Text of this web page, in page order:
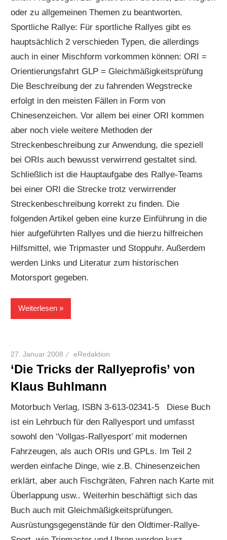
oder zu allgemeinen Themen zu beantworten.
Sportliche Rallye: Für sportliche Rallyes gibt es
hauptsächlich 2 verschieden Typen, die allerdings
auch in einer Mischform vorkommen können: ORI =
Orientierungsfahrt GLP = Gleichmäßigkeitsprüfung
Die Beschreibung der zu fahrenden Wegstrecke
erfolgt in den meisten Fällen in Form von
Chinesenzeichen. Vor allem bei einer ORI kommen
aber noch viele weitere Methoden der
Streckenbeschreibung zur Anwendung, die speziell
bei ORIs auch bewusst verwirrend gestaltet sind.
Schließlich ist die Hauptaufgabe des Rallye-Teams
bei einer ORI die Strecke trotz verwirrender
Streckenbeschreibung korrekt zu finden. Die
folgenden Artikel geben eine kurze Einführung in die
hier aufgeführten Rallyes und die hierzu hilfreichen
Hilfsmittel, wie Tripmaster und Stoppuhr. Außerdem
werden Links und Literatur zum historischen
Motorsport gegeben.
Weiterlesen
27. Januar 2008 eRedaktion
‘Die Tricks der Rallyeprofis’ von
Klaus Buhlmann
Motorbuch Verlag, ISBN 3-613-02341-5 Diese Buch
ist ein Lehrbuch für den Rallyesport und umfasst
sowohl den ‘Vollgas-Rallyesport’ mit modernen
Fahrzeugen, als auch ORIs und GPLs. Im Teil 2
werden einfache Dinge, wie z.B. Chinesenzeichen
erklärt, aber auch Fischgräten, Fahren nach Karte mit
Überlappung usw.. Weiterhin beschäftigt sich das
Buch auch mit Gleichmäßigkeitsprüfungen.
Ausrüstungsgegenstände für den Oldtimer-Rallye-